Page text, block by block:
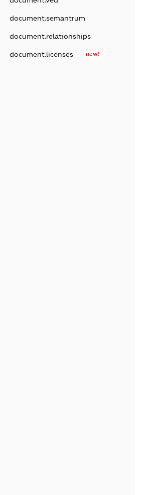
document.semantrum
document.relationships
document.licenses new!